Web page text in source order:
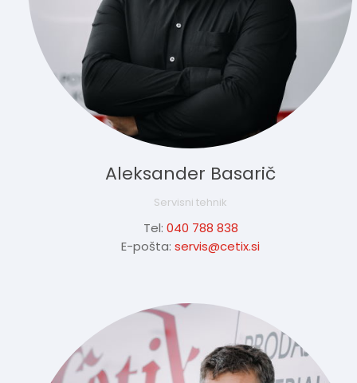
Aleksander Basarič
Servisni tehnik
Tel: 040 788 838
E-pošta: servis@cetix.si